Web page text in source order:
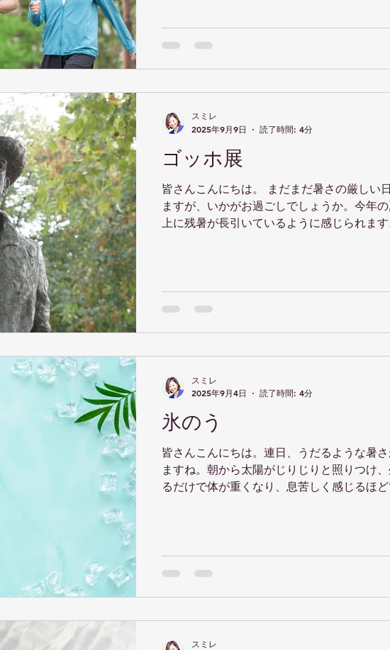
ゴッホ展
皆さんこんにちは。 まだまだ暑さの厳しい
ますが、いかがお過ごしでしょうか。今年
上に残暑が長引いているように感じられま
スミレ
2025年9月9日
読了時間: 4分
氷のう
皆さんこんにちは。連日、うだるような暑
ますね。朝から太陽がじりじりと照りつけ
るだけで体が重くなり、息苦しく感じるほ
スミレ
2025年9月4日
読了時間: 4分
スミレ